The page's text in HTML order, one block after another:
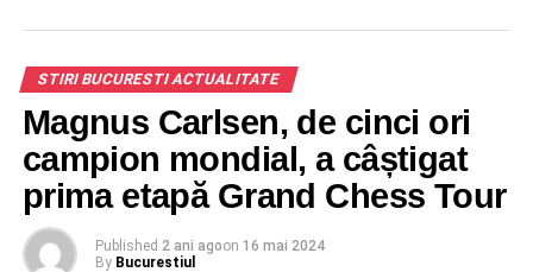
Inca un mare sef prins de DNA
DON'T MISS
Ce nu se poate in Sectorul 1 se poate in
Dambovita. „Demonstrăm de peste 15 ani că
serviciile performante oferite de Supercom sunt
apreciate.”
STIRI BUCURESTI ACTUALITATE
Magnus Carlsen, de cinci ori
campion mondial, a câștigat
prima etapă Grand Chess Tour
Published 2 ani agoon 16 mai 2024
By Bucurestiul